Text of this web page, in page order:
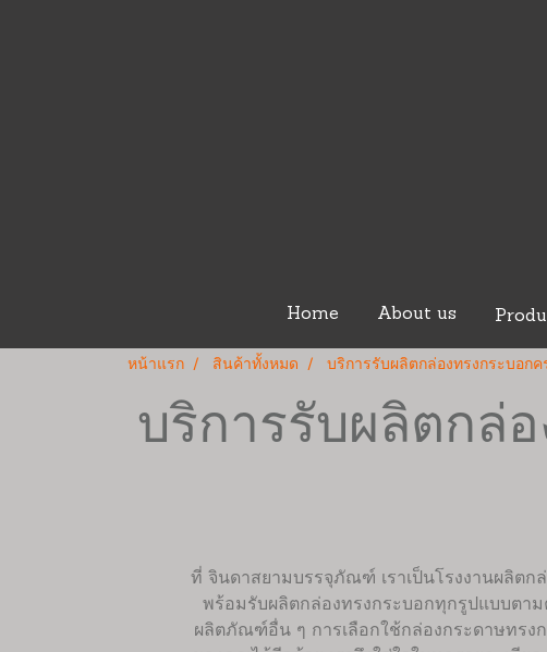
Home About us
หน้าแรก สินค้าทั้งหมด บริการรับผลิตกล่องทรงกระบอก
บริการรับผลิตกล่
ที่ จินดาสยามบรรจุภัณฑ์ เราเป็นโรงงานผลิต
พร้อมรับผลิตกล่องทรงกระบอกทุกรูปแบบตา
ผลิตภัณฑ์อื่น ๆ การเลือกใช้กล่องกระดาษทรง